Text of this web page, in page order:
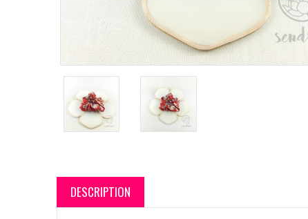
DESCRIPTION